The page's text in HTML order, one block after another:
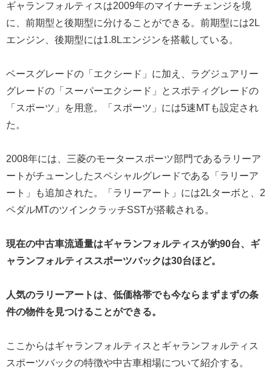
ギャランフォルティスは2009年のマイナーチェンジを境
に、前期型と後期型に分けることができる。前期型には2L
エンジン、後期型には1.8Lエンジンを搭載している。
ベースグレードの「エクシード」に加え、ラグジュアリー
グレードの「スーパーエクシード」とスポティグレードの
「スポーツ」を用意。「スポーツ」には5速MTも設定され
た。
2008年には、三菱のモータースポーツ部門であるラリーア
ートがチューンしたスペシャルグレードである「ラリーア
ート」も追加された。「ラリーアート」には2Lターボと、2
ペダルMTのツインクラッチSSTが搭載される。
現在の中古車流通量はギャランフォルティスが約90台、ギ
ャランフォルティススポーツバックは30台ほど。
人気のラリーアートは、低価格帯でも今ならまずまずの条
件の物件を見つけることができる。
ここからはギャランフォルティスとギャランフォルティス
スポーツバックの特徴や中古車相場について紹介する。